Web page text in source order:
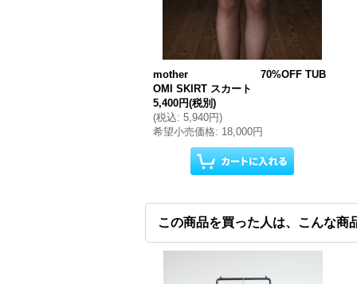
mother 70%OFF TUB
OMI SKIRT スカート
5,400円(税別)
(税込: 5,940円)
希望小売価格: 18,000円
この商品を買った人は、こんな商